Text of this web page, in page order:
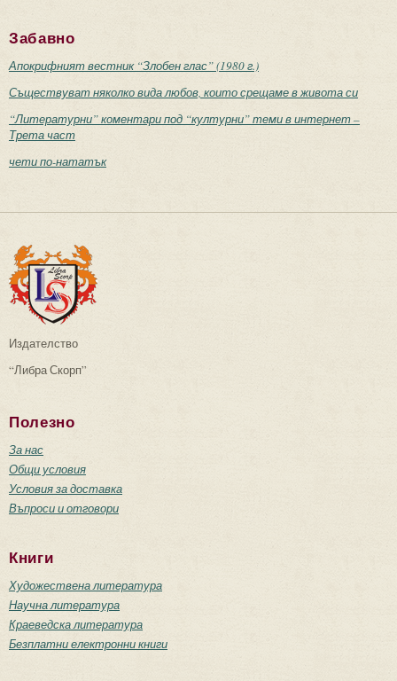
Забавно
Апокрифният вестник “Злобен глас” (1980 г.)
Съществуват няколко вида любов, които срещаме в живота си
“Литературни” коментари под “културни” теми в интернет –
Трета част
чети по-нататък
Издателство
“Либра Скорп”
Полезно
За нас
Общи условия
Условия за доставка
Въпроси и отговори
Книги
Художествена литература
Научна литература
Краеведска литература
Безплатни електронни книги